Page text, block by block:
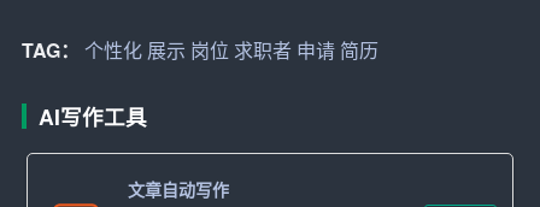
2. 突出个人优势：个性化简历应突出个人特长和成就。可
3. 优化排版设计：电子简历的排版设计应简洁、美观，便
于阅读。可适当运用色彩、图标等元素，提升视觉效果，
但避免过度花哨。
TAG： 个性化 展示 岗位 求职者 申请 简历
AI写作工具
文章自动写作